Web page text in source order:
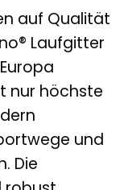
auf Qualität
Laufgitter
nur höchste
und
Die